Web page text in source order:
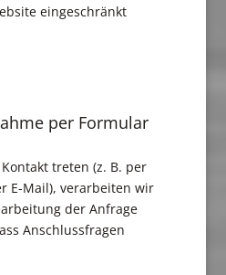
eingeschränkt
per Formular
treten (z. B. per
E-Mail), verarbeiten wir
der Anfrage
Anschlussfragen